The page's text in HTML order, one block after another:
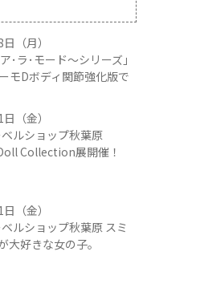
（月）
･ラ･モード～シリーズ」
モDボディ関節強化版で
（金）
ルショップ秋葉原
Collection展開催！
（金）
ルショップ秋葉原 スミ
大好きな女の子。